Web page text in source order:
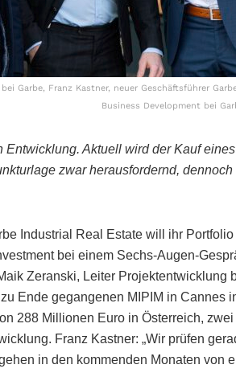
Garbe, Franz Kastner, neuer Geschäftsführer
Business Development bei
Aktuell wird der Kauf
zwar herausfordernd,
Industrial Real Estate will ihr
bei einem Sechs-Augen-
Zeranski, Leiter Projektentwicklung
Ende gegangenen MIPIM in Cannes
288 Millionen Euro in Österreich,
Franz Kastner: „Wir prüfen
in den kommenden Monaten von